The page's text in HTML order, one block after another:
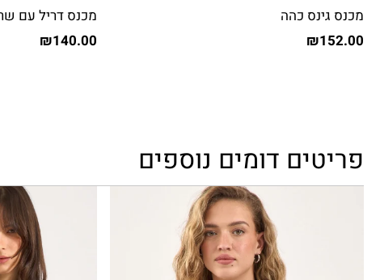
מכנס גינס כהה
₪152.00
מכנס דריל עם
₪140.00
פריטים דומים נוספים